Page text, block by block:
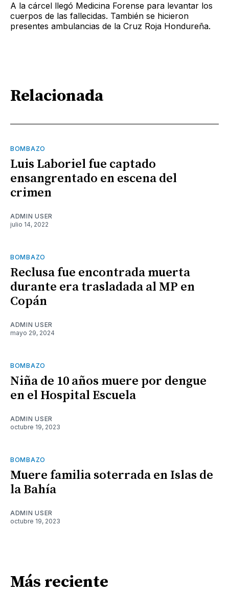
A la cárcel llegó Medicina Forense para levantar los
cuerpos de las fallecidas. También se hicieron
presentes ambulancias de la Cruz Roja Hondureña.
Relacionada
BOMBAZO
Luis Laboriel fue captado
ensangrentado en escena del
crimen
ADMIN USER
julio 14, 2022
BOMBAZO
Reclusa fue encontrada muerta
durante era trasladada al MP en
Copán
ADMIN USER
mayo 29, 2024
BOMBAZO
Niña de 10 años muere por dengue
en el Hospital Escuela
ADMIN USER
octubre 19, 2023
BOMBAZO
Muere familia soterrada en Islas de
la Bahía
ADMIN USER
octubre 19, 2023
Más reciente